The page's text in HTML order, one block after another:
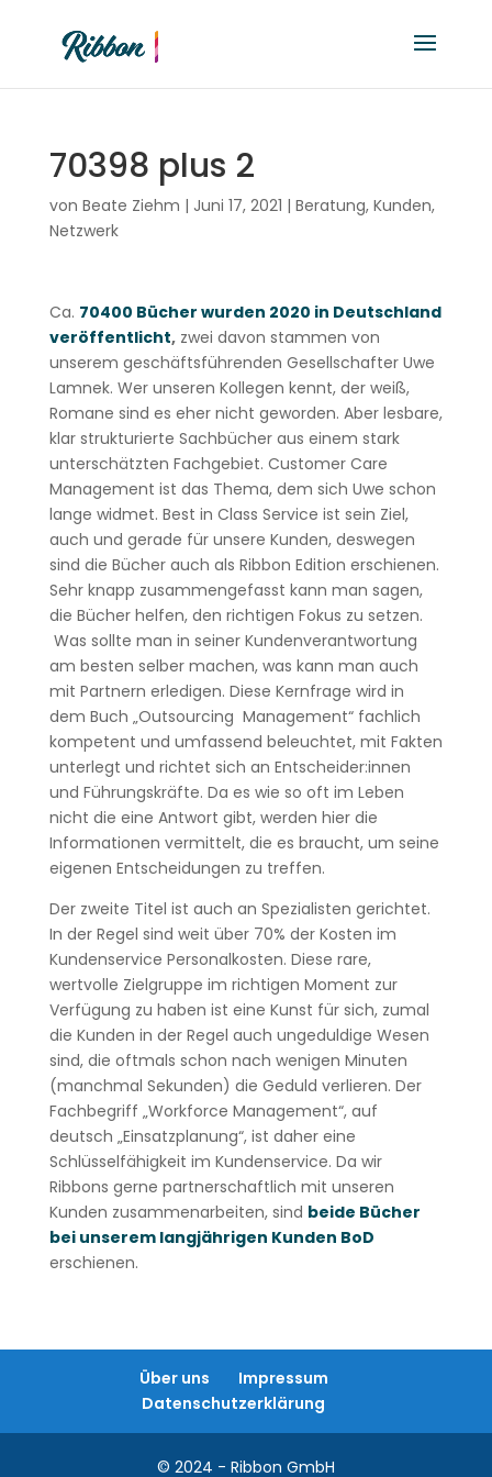
70398 plus 2
von Beate Ziehm | Juni 17, 2021 | Beratung, Kunden,
Netzwerk
Ca. 70400 Bücher wurden 2020 in Deutschland
veröffentlicht,zwei davon stammen von
unserem geschäftsführenden Gesellschafter Uwe
Lamnek. Wer unseren Kollegen kennt, der weiß,
Romane sind es eher nicht geworden. Aber lesbare,
klar strukturierte Sachbücher aus einem stark
unterschätzten Fachgebiet. Customer Care
Management ist das Thema, dem sich Uwe schon
lange widmet. Best in Class Service ist sein Ziel,
auch und gerade für unsere Kunden, deswegen
sind die Bücher auch als Ribbon Edition erschienen.
Sehr knapp zusammengefasst kann man sagen,
die Bücher helfen, den richtigen Fokus zu setzen.
Was sollte man in seiner Kundenverantwortung
am besten selber machen, was kann man auch
mit Partnern erledigen. Diese Kernfrage wird in
dem Buch „Outsourcing Management“ fachlich
kompetent und umfassend beleuchtet, mit Fakten
unterlegt und richtet sich an Entscheider:innen
und Führungskräfte. Da es wie so oft im Leben
nicht die eine Antwort gibt, werden hier die
Informationen vermittelt, die es braucht, um seine
eigenen Entscheidungen zu treffen.
Der zweite Titel ist auch an Spezialisten gerichtet.
In der Regel sind weit über 70% der Kosten im
Kundenservice Personalkosten. Diese rare,
wertvolle Zielgruppe im richtigen Moment zur
Verfügung zu haben ist eine Kunst für sich, zumal
die Kunden in der Regel auch ungeduldige Wesen
sind, die oftmals schon nach wenigen Minuten
(manchmal Sekunden) die Geduld verlieren. Der
Fachbegriff „Workforce Management“, auf
deutsch „Einsatzplanung“, ist daher eine
Schlüsselfähigkeit im Kundenservice. Da wir
Ribbons gerne partnerschaftlich mit unseren
Kunden zusammenarbeiten, sind beide Bücher
bei unserem langjährigen Kunden BoD
erschienen.
Über uns
Impressum
Datenschutzerklärung
© 2024 - Ribbon GmbH